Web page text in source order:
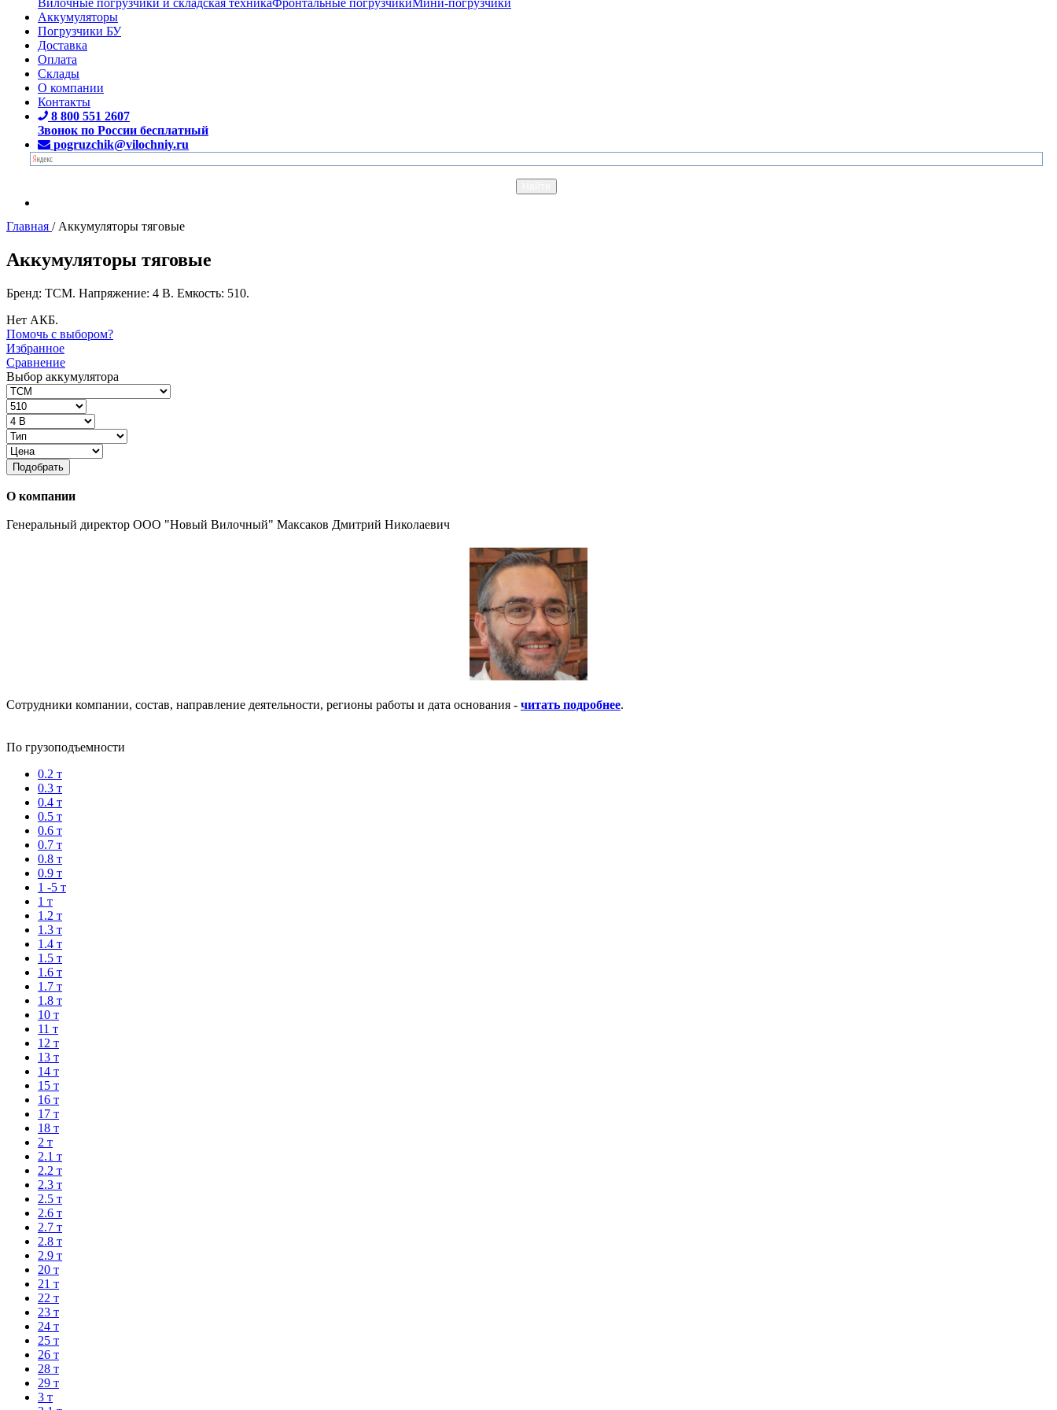
Аккумуляторы
Погрузчики БУ
Доставка
Оплата
Склады
О компании
Контакты
8 800 551 2607
Звонок по России бесплатный
pogruzchik@vilochniy.ru
Главная / Аккумуляторы тяговые
Аккумуляторы тяговые
Бренд: TCM. Напряжение: 4 В. Емкость: 510.
Нет АКБ.
Помочь с выбором?
Избранное
Сравнение
Выбор аккумулятора
Подобрать
О компании
Генеральный директор ООО "Новый Вилочный" Максаков Дмитрий Николаевич
Сотрудники компании, состав, направление деятельности, регионы работы и дата основания - читать подробнее.
По грузоподъемности
0.2 т
0.3 т
0.4 т
0.5 т
0.6 т
0.7 т
0.8 т
0.9 т
1 -5 т
1 т
1.2 т
1.3 т
1.4 т
1.5 т
1.6 т
1.7 т
1.8 т
10 т
11 т
12 т
13 т
14 т
15 т
16 т
17 т
18 т
2 т
2.1 т
2.2 т
2.3 т
2.5 т
2.6 т
2.7 т
2.8 т
2.9 т
20 т
21 т
22 т
23 т
24 т
25 т
26 т
28 т
29 т
3 т